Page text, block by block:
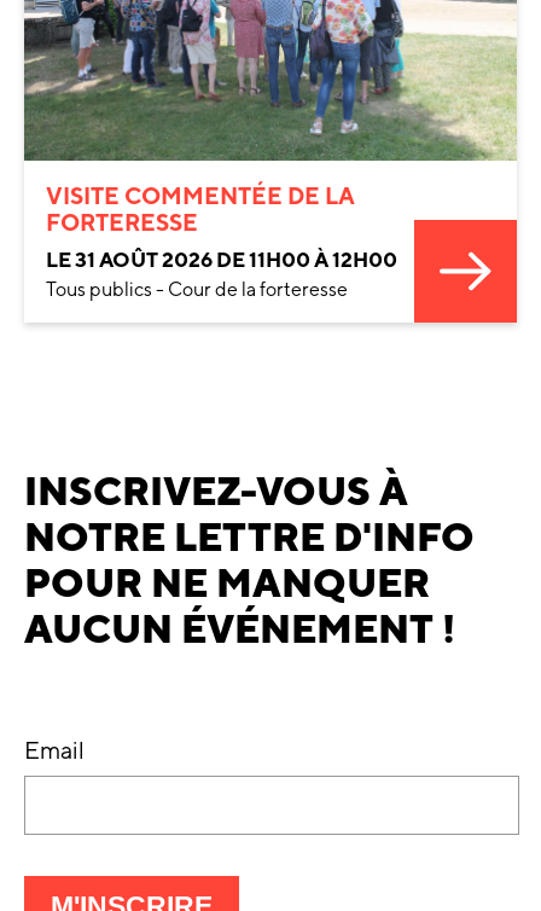
VISITE COMMENTÉE DE LA
FORTERESSE
LE 31 AOÛT 2026 DE 11H00 À 12H00
Tous publics - Cour de la forteresse
INSCRIVEZ-VOUS À
NOTRE LETTRE D'INFO
POUR NE MANQUER
AUCUN ÉVÉNEMENT !
Email